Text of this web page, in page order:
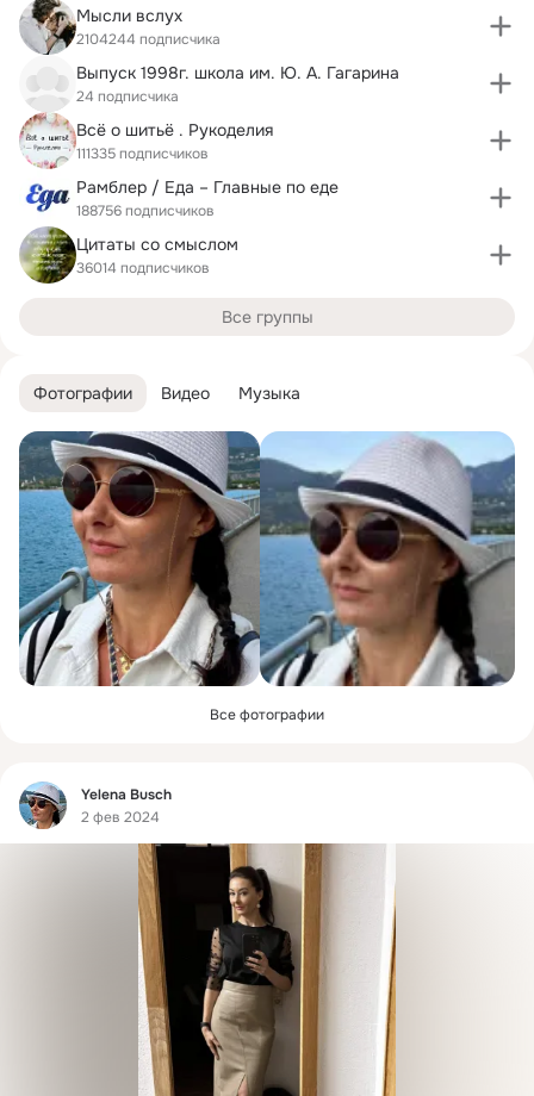
Фотографии Видео Музыка
Все фотографии
Фид
Yelena Busch
2 фев 2024
Мысли вслух
2104244 подписчика
Выпуск 1998г. школа им. Ю. А. Гагарина
24 подписчика
Всё о шитьё . Рукоделия
111335 подписчиков
Рамблер / Еда – Главные по еде
188756 подписчиков
Цитаты со смыслом
36014 подписчиков
Все группы